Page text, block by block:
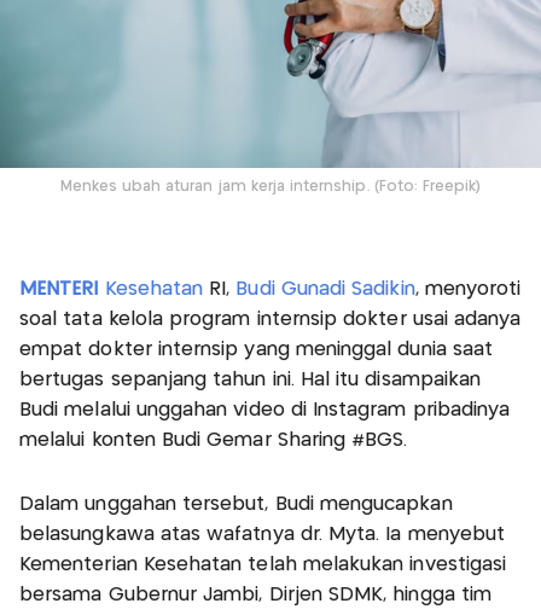
Menkes ubah aturan jam kerja internship. (Foto: Freepik)
MENTERI Kesehatan RI, Budi Gunadi Sadikin, menyoroti
soal tata kelola program internsip dokter usai adanya
empat dokter internsip yang meninggal dunia saat
bertugas sepanjang tahun ini. Hal itu disampaikan
Budi melalui unggahan video di Instagram pribadinya
melalui konten Budi Gemar Sharing #BGS.
Dalam unggahan tersebut, Budi mengucapkan
belasungkawa atas wafatnya dr. Myta. Ia menyebut
Kementerian Kesehatan telah melakukan investigasi
bersama Gubernur Jambi, Dirjen SDMK, hingga tim